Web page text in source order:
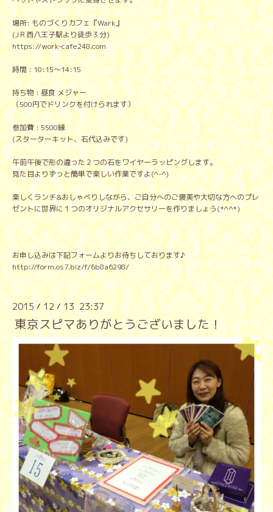
場所: ものづくりカフェ『Wark』
(JＲ西八王子駅より徒歩３分)
https://work-cafe248.com
時間 : 10:15～14:15
持ち物 : 昼食 メジャー
（500円でドリンクを付けられます）
参加費 : 5500縁
(スターターキット、石代込みです)
午前午後で形の違った２つの石をワイヤーラッピングします。
見た目よりずっと簡単で楽しい作業ですよ(^-^)
楽しくランチ&おしゃべりしながら、ご自分へのご褒美や大切な方へのプレ
ゼントに世界に１つのオリジナルアクセサリーを作りましょう(*^^*)
お申し込みは下記フォームよりお待ちしております♪
http://form.os7.biz/f/6b8a6298/
2015 /12/ 13 23:37
東京スピマありがとうございました！